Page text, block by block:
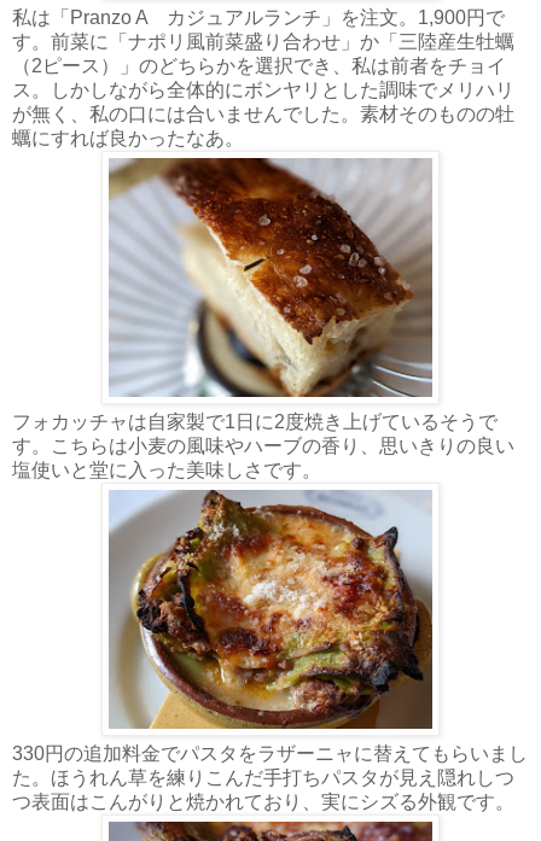
私は「Pranzo A カジュアルランチ」を注文。1,900円で
す。前菜に「ナポリ風前菜盛り合わせ」か「三陸産生牡蠣
（2ピース）」のどちらかを選択でき、私は前者をチョイ
ス。しかしながら全体的にボンヤリとした調味でメリハリ
が無く、私の口には合いませんでした。素材そのものの牡
蠣にすれば良かったなあ。
フォカッチャは自家製で1日に2度焼き上げているそうで
す。こちらは小麦の風味やハーブの香り、思いきりの良い
塩使いと堂に入った美味しさです。
330円の追加料金でパスタをラザーニャに替えてもらいまし
た。ほうれん草を練りこんだ手打ちパスタが見え隠れしつ
つ表面はこんがりと焼かれており、実にシズる外観です。